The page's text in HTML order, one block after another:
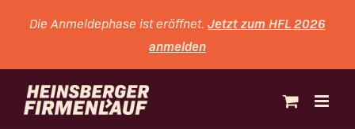
InhaltDie Anmeldephase ist eröffnet. Jetzt zum HFL 2026
anmelden